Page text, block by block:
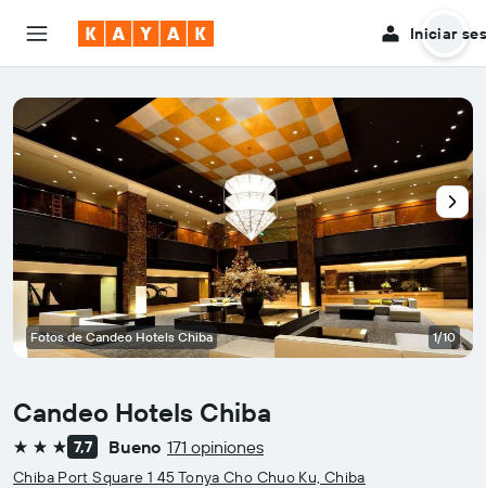
Iniciar
Candeo Hotels Chiba
3 estrellas
7,7 Bueno 171 opiniones
Chiba Port Square 1 45 Tonya Cho Chuo Ku, Chiba
Fotos de Candeo Hotels Chiba 1/10